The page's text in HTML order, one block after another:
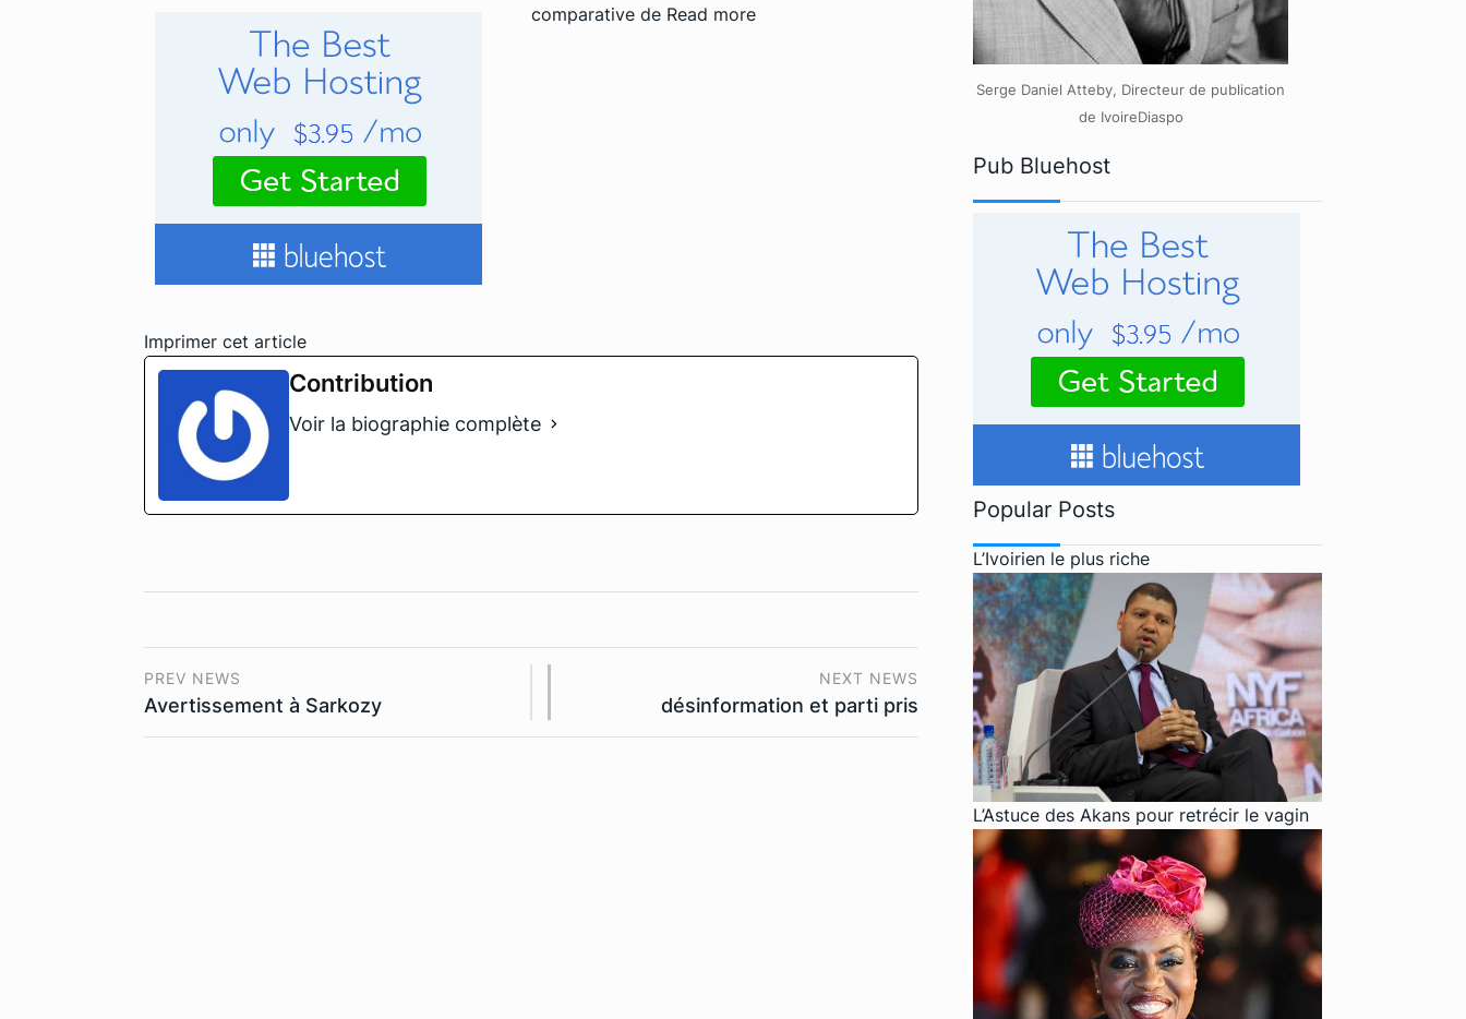
comparative de Read more
Imprimer cet article
Contribution
Voir la biographie complète
PREV NEWS
Avertissement à Sarkozy
NEXT NEWS
désinformation et parti pris
Serge Daniel Atteby, Directeur de publication
de IvoireDiaspo
Pub Bluehost
Popular Posts
L’Ivoirien le plus riche
L’Astuce des Akans pour retrécir le vagin